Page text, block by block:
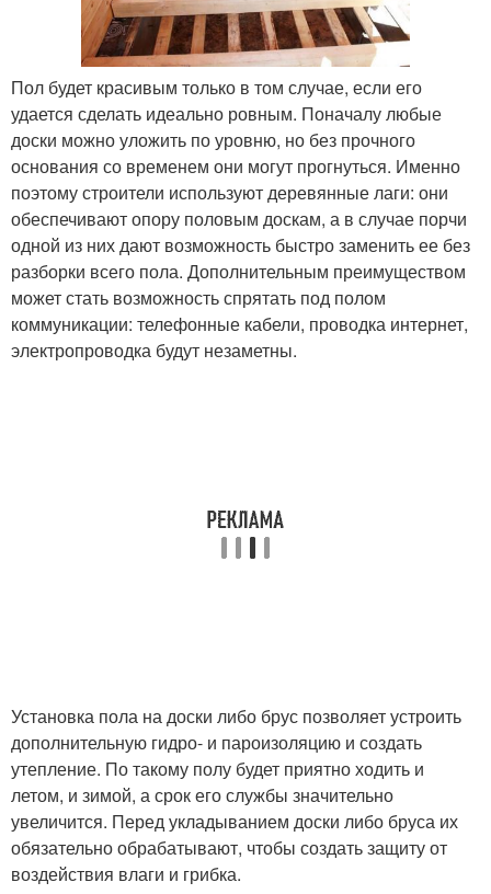
Пол будет красивым только в том случае, если его
удается сделать идеально ровным. Поначалу любые
доски можно уложить по уровню, но без прочного
основания со временем они могут прогнуться. Именно
поэтому строители используют деревянные лаги: они
обеспечивают опору половым доскам, а в случае порчи
одной из них дают возможность быстро заменить ее без
разборки всего пола. Дополнительным преимуществом
может стать возможность спрятать под полом
коммуникации: телефонные кабели, проводка интернет,
электропроводка будут незаметны.
Установка пола на доски либо брус позволяет устроить
дополнительную гидро- и пароизоляцию и создать
утепление. По такому полу будет приятно ходить и
летом, и зимой, а срок его службы значительно
увеличится. Перед укладыванием доски либо бруса их
обязательно обрабатывают, чтобы создать защиту от
воздействия влаги и грибка.